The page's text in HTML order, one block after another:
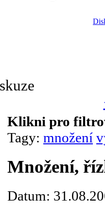
Klikni pro
Tagy: množení
Množení,
Datum: